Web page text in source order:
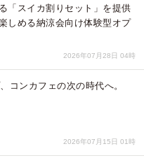
「スイカ割りセット」を提供
しめる納涼会向け体験型オプ
2026年07月28日 04時
コンカフェの次の時代へ。
2026年07月15日 01時